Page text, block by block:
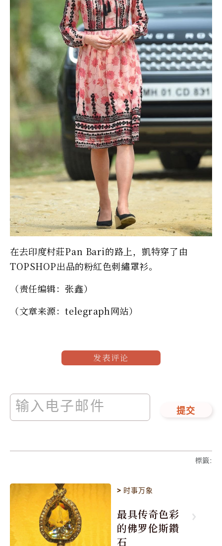
在去印度村莊Pan Bari的路上，凱特穿了由
TOPSHOP出品的粉紅色刺繡罩衫。
（责任编辑：张鑫）
（文章来源：telegraph网站）
发表评论
提交
標籤:
> 时事万象
最具传奇色彩
的佛罗伦斯鑽
石